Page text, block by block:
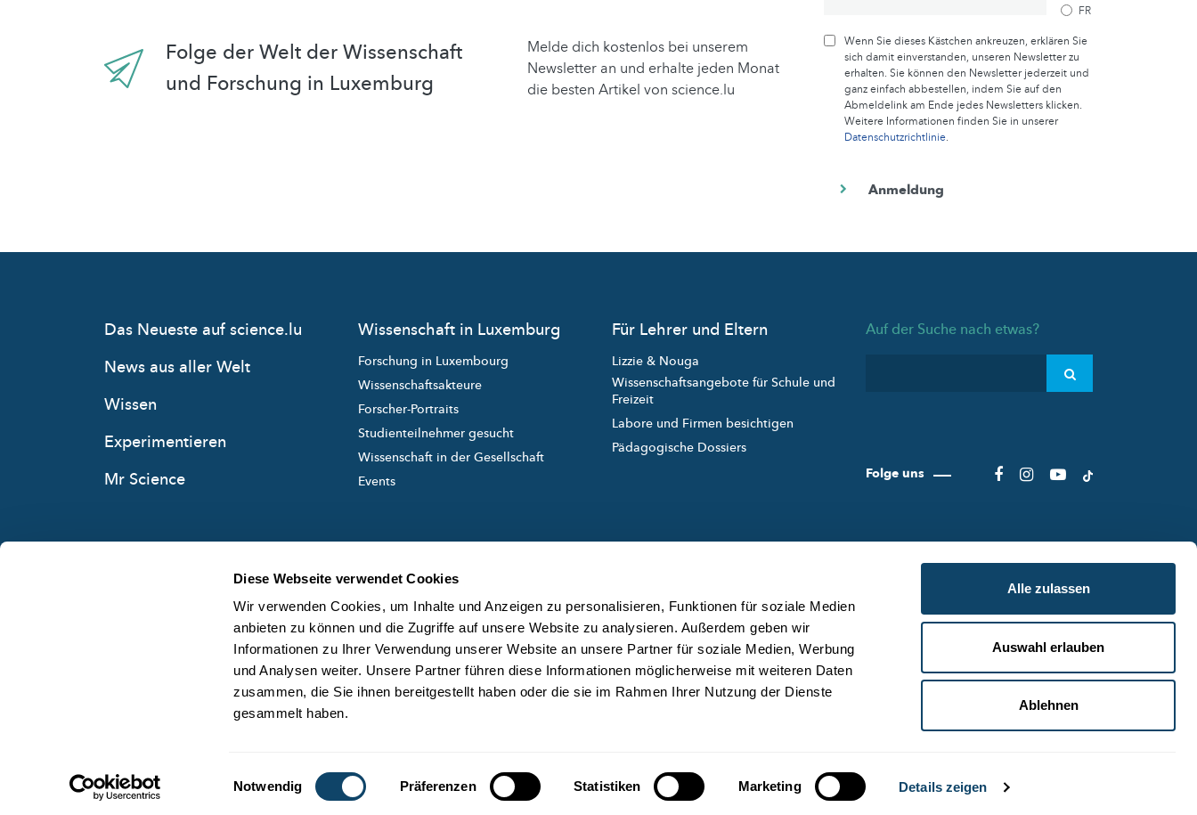
Diese Webseite verwendet Cookies
Wir verwenden Cookies, um Inhalte und Anzeigen zu personalisieren, Funktionen für soziale Medien
anbieten zu können und die Zugriffe auf unsere Website zu analysieren. Außerdem geben wir
Informationen zu Ihrer Verwendung unserer Website an unsere Partner für soziale Medien, Werbung
und Analysen weiter. Unsere Partner führen diese Informationen möglicherweise mit weiteren Daten
zusammen, die Sie ihnen bereitgestellt haben oder die sie im Rahmen Ihrer Nutzung der Dienste
gesammelt haben.
Einwilligungsauswahl
Notwendig Präferenzen Statistiken Marketing Details zeigen
Alle zulassen
Auswahl erlauben
Ablehnen
Folge der Welt der Wissenschaft
und Forschung in Luxemburg
Melde dich kostenlos bei unserem
Newsletter an und erhalte jeden Monat
die besten Artikel von science.lu
FR
Wenn Sie dieses Kästchen ankreuzen, erklären Sie
sich damit einverstanden, unseren Newsletter zu
erhalten. Sie können den Newsletter jederzeit und
ganz einfach abbestellen, indem Sie auf den
Abmeldelink am Ende jedes Newsletters klicken.
Weitere Informationen finden Sie in unserer
Datenschutzrichtlinie.
Das Neueste auf science.lu
News aus aller Welt
Wissen
Experimentieren
Mr Science
Wissenschaft in Luxemburg
Forschung in Luxembourg
Wissenschaftsakteure
Forscher-Portraits
Studienteilnehmer gesucht
Wissenschaft in der Gesellschaft
Events
Für Lehrer und Eltern
Lizzie & Nouga
Wissenschaftsangebote für Schule und
Freizeit
Labore und Firmen besichtigen
Pädagogische Dossiers
Auf der Suche nach etwas?
Folge uns
created and managed by
ÜBER SCIENCE.LU
NUTZUNGSBEDINGUNGEN
DATENSCHUTZLINIEN
COOKIE RICHTLINIEN